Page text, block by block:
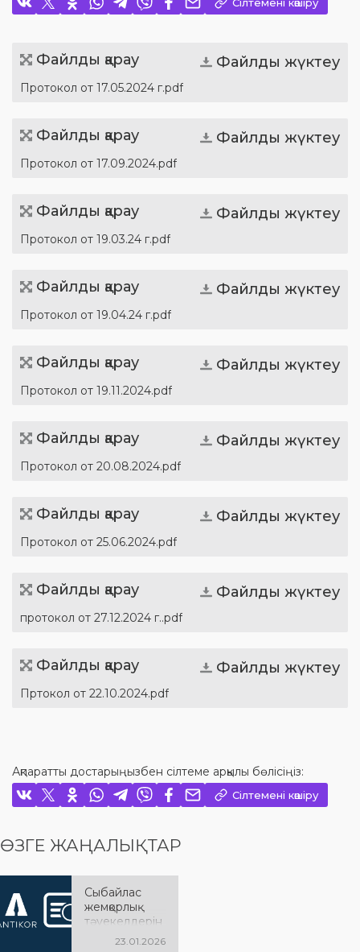
Файлды қарау Файлды жүктеу
Протокол от 17.05.2024 г.pdf
Файлды қарау Файлды жүктеу
Протокол от 17.09.2024.pdf
Файлды қарау Файлды жүктеу
Протокол от 19.03.24 г.pdf
Файлды қарау Файлды жүктеу
Протокол от 19.04.24 г.pdf
Файлды қарау Файлды жүктеу
Протокол от 19.11.2024.pdf
Файлды қарау Файлды жүктеу
Протокол от 20.08.2024.pdf
Файлды қарау Файлды жүктеу
Протокол от 25.06.2024.pdf
Файлды қарау Файлды жүктеу
протокол от 27.12.2024 г..pdf
Файлды қарау Файлды жүктеу
Пртокол от 22.10.2024.pdf
Ақпаратты достарыңызбен сілтеме арқылы бөлісіңіз:
Сілтемені көшіру
ӨЗГЕ ЖАҢАЛЫҚТАР
Сыбайлас
жемқорлық
тәуекелдерін
ішкі талдау
23.01.2026